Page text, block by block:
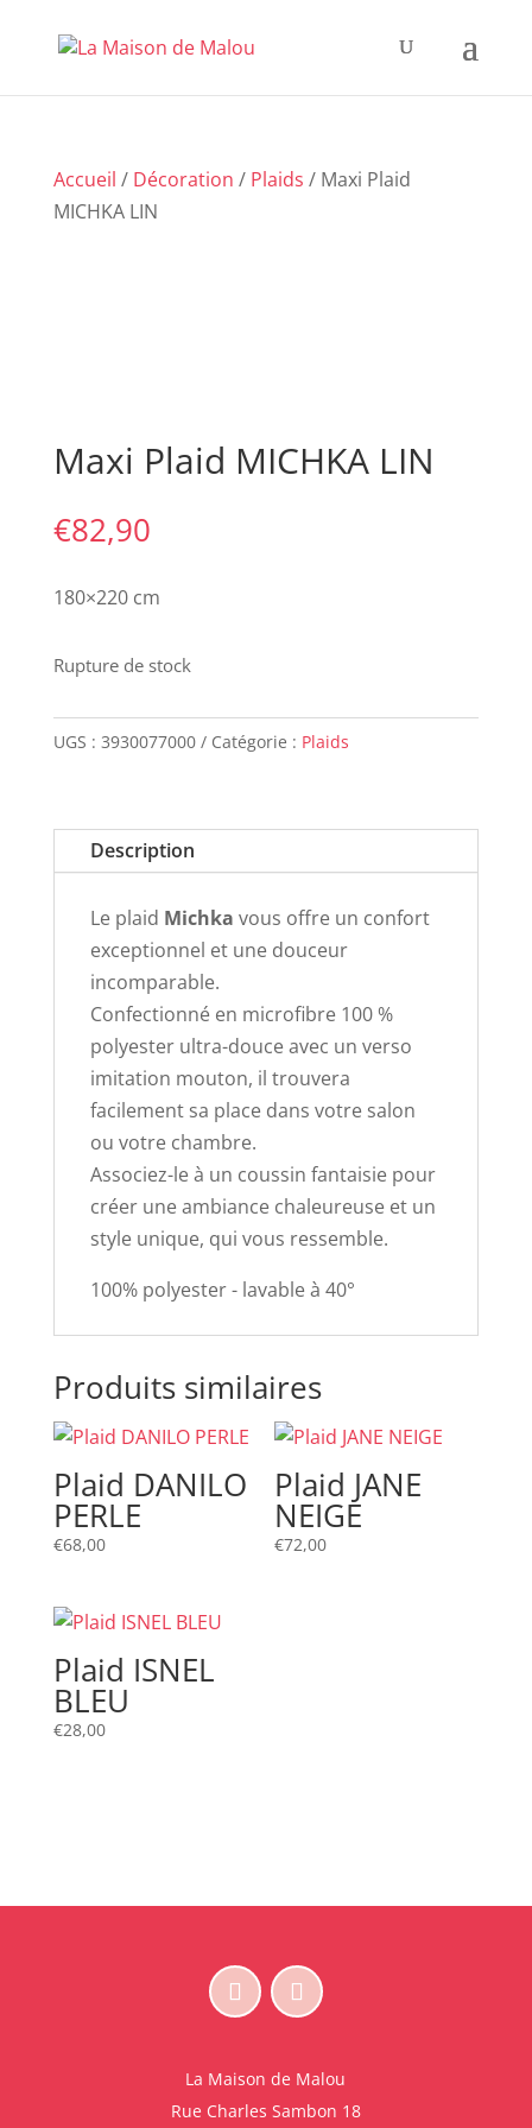
Accueil / Décoration / Plaids / Maxi Plaid
MICHKA LIN
Maxi Plaid MICHKA LIN
€82,90
180×220 cm
Rupture de stock
UGS : 3930077000 Catégorie : Plaids
Description
Le plaid Michka vous offre un confort
exceptionnel et une douceur
incomparable.
Confectionné en microfibre 100 %
polyester ultra-douce avec un verso
imitation mouton, il trouvera
facilement sa place dans votre salon
ou votre chambre.
Associez-le à un coussin fantaisie pour
créer une ambiance chaleureuse et un
style unique, qui vous ressemble.
100% polyester - lavable à 40°
Produits similaires
Plaid DANILO
PERLE
€68,00
Plaid JANE
NEIGE
€72,00
Plaid ISNEL
BLEU
€28,00
La Maison de Malou
Rue Charles Sambon 18